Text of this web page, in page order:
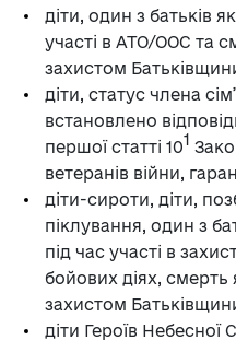
діти, один з батьків
участі в АТО/ООС та
захистом
діти, статус члена
встановлено
першої статті 101
ветеранів війни,
діти-сироти, діти,
піклування, один з
під час участі в
бойових діях, смерть
захистом
діти Героїв Небесної